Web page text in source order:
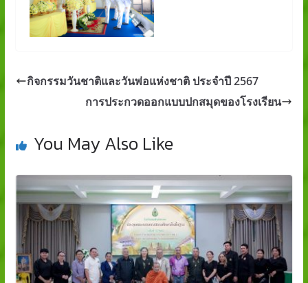
กิจกรรมวันชาติและวันพ่อแห่งชาติ ประจำปี 2567
การประกวดออกแบบปกสมุดของโรงเรียน
You May Also Like